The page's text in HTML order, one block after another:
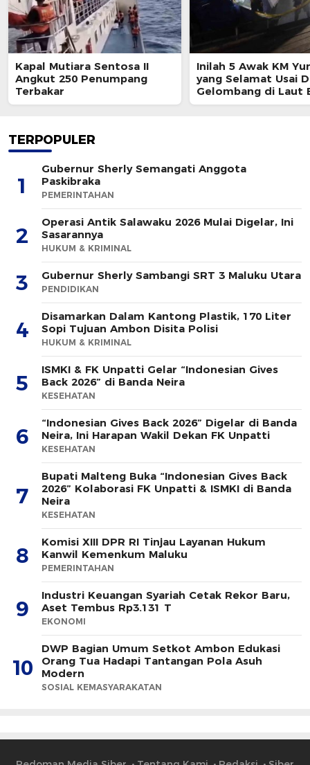
Kapal Mutiara Sentosa II
Angkut 250 Penumpang
Terbakar
Inilah 5 Awak KM
yang Selamat Usai
Gelombang di Laut
TERPOPULER
1
Gubernur Sherly Semangati Anggota
Paskibraka
PEMERINTAHAN
2
Operasi Antik Salawaku 2026 Mulai Digelar, Ini
Sasarannya
HUKUM & KRIMINAL
3 Gubernur Sherly Sambangi SRT 3 Maluku Utara
PENDIDIKAN
4
Disamarkan Dalam Kantong Plastik, 170 Liter
Sopi Tujuan Ambon Disita Polisi
HUKUM & KRIMINAL
5
ISMKI & FK Unpatti Gelar “Indonesian Gives
Back 2026” di Banda Neira
KESEHATAN
6
“Indonesian Gives Back 2026” Digelar di Banda
Neira, Ini Harapan Wakil Dekan FK Unpatti
KESEHATAN
7
Bupati Malteng Buka “Indonesian Gives Back
2026” Kolaborasi FK Unpatti & ISMKI di Banda
Neira
KESEHATAN
8
Komisi XIII DPR RI Tinjau Layanan Hukum
Kanwil Kemenkum Maluku
PEMERINTAHAN
9
Industri Keuangan Syariah Cetak Rekor Baru,
Aset Tembus Rp3.131 T
EKONOMI
10
DWP Bagian Umum Setkot Ambon Edukasi
Orang Tua Hadapi Tantangan Pola Asuh
Modern
SOSIAL KEMASYARAKATAN